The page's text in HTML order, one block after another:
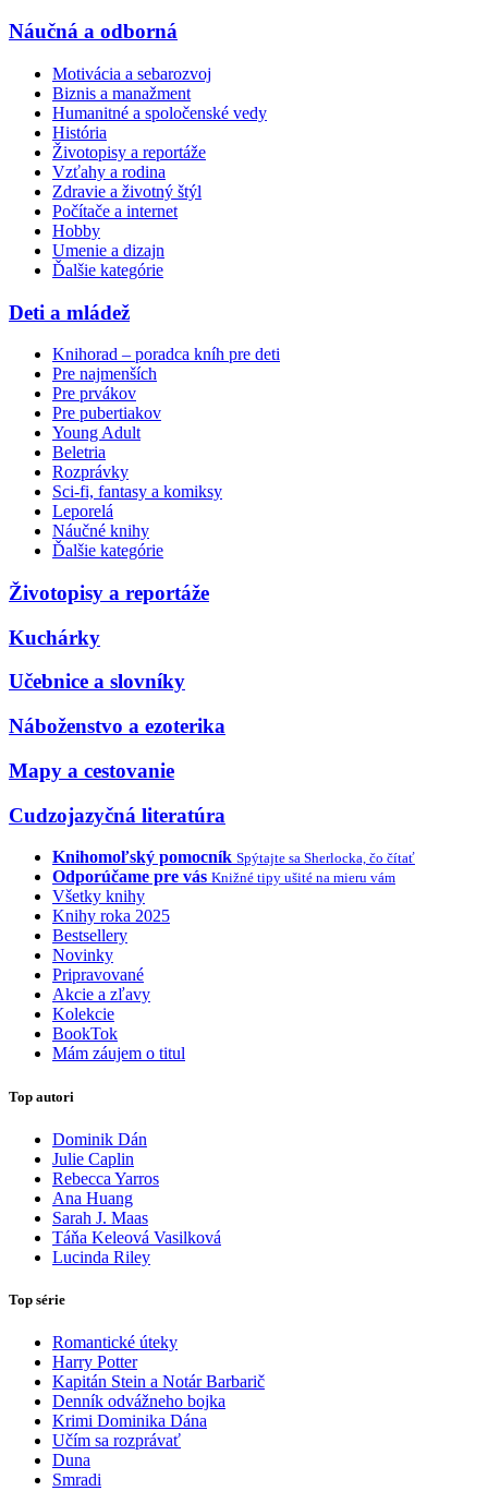
Náučná a odborná
Motivácia a sebarozvoj
Biznis a manažment
Humanitné a spoločenské vedy
História
Životopisy a reportáže
Vzťahy a rodina
Zdravie a životný štýl
Počítače a internet
Hobby
Umenie a dizajn
Ďalšie kategórie
Deti a mládež
Knihorad – poradca kníh pre deti
Pre najmenších
Pre prvákov
Pre pubertiakov
Young Adult
Beletria
Rozprávky
Sci-fi, fantasy a komiksy
Leporelá
Náučné knihy
Ďalšie kategórie
Životopisy a reportáže
Kuchárky
Učebnice a slovníky
Náboženstvo a ezoterika
Mapy a cestovanie
Cudzojazyčná literatúra
Knihomoľský pomocník Spýtajte sa Sherlocka, čo čítať
Odporúčame pre vás Knižné tipy ušité na mieru vám
Všetky knihy
Knihy roka 2025
Bestsellery
Novinky
Pripravované
Akcie a zľavy
Kolekcie
BookTok
Mám záujem o titul
Top autori
Dominik Dán
Julie Caplin
Rebecca Yarros
Ana Huang
Sarah J. Maas
Táňa Keleová Vasilková
Lucinda Riley
Top série
Romantické úteky
Harry Potter
Kapitán Stein a Notár Barbarič
Denník odvážneho bojka
Krimi Dominika Dána
Učím sa rozprávať
Duna
Smradi